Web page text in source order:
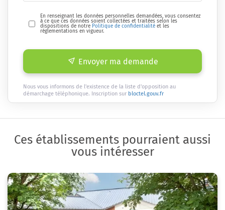
En renseignant les données personnelles demandées, vous consentez
à ce que ces données soient collectées et traitées selon les
dispositions de notre Politique de confidentialité et les
réglementations en vigueur.
Envoyer ma demande
Nous vous informons de l'existence de la liste d'opposition au
démarchage téléphonique. Inscription sur bloctel.gouv.fr
Ces établissements pourraient aussi
vous intéresser